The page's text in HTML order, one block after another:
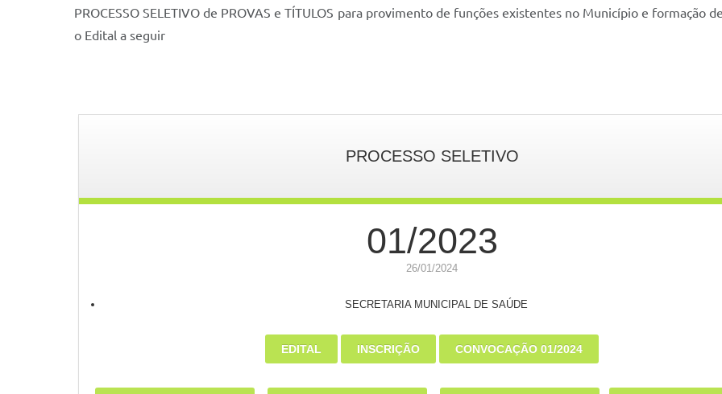
PROCESSO SELETIVO de PROVAS e TÍTULOS para provimento de funções existentes no Município e formação
o Edital a seguir
PROCESSO SELETIVO
01/2023
26/01/2024
SECRETARIA MUNICIPAL DE SAÚDE
EDITAL INSCRIÇÃO CONVOCAÇÃO 01/2024